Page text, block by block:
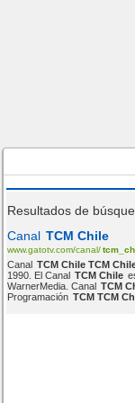
Resultados de
Canal TCM Chile
www.gatotv.com/canal/
Canal TCM Chile TCM
1990. El Canal TCM Chile
WarnerMedia. Canal TCM
Programación TCM TCM